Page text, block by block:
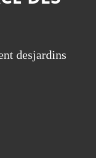
desjardins